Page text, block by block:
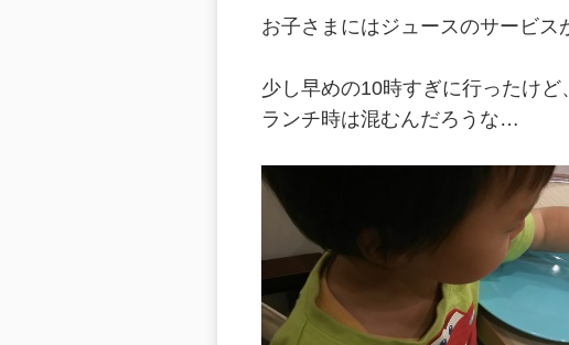
お子さまにはジュースのサービス
少し早めの10時すぎに行ったけ
ランチ時は混むんだろうな…